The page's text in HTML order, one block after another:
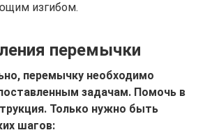
изгибом.
перемычки
перемычку необходимо
задачам. Помочь в
Только нужно быть
шагов: